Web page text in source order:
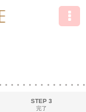
STEP 3
完了